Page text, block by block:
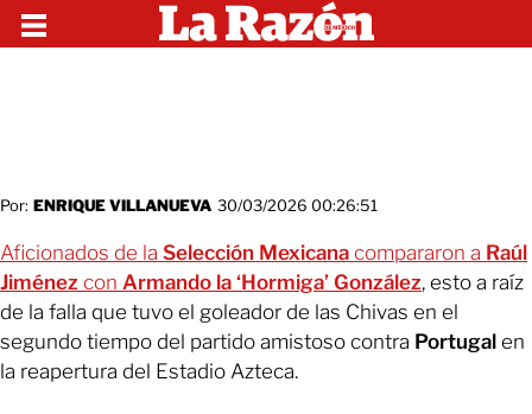
Por: ENRIQUE VILLANUEVA 30/03/2026 00:26:51
Aficionados de la Selección Mexicana compararon a Raúl
Jiménez con Armando la ‘Hormiga’ González, esto a raíz
de la falla que tuvo el goleador de las Chivas en el
segundo tiempo del partido amistoso contra Portugal en
la reapertura del Estadio Azteca.